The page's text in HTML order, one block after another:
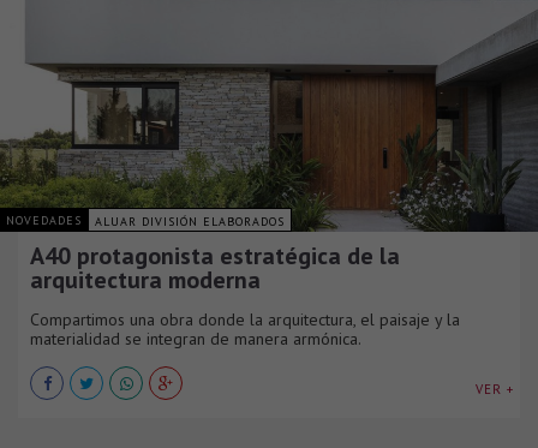
NOVEDADES ALUAR DIVISIÓN ELABORADOS
A40 protagonista estratégica de la
arquitectura moderna
Compartimos una obra donde la arquitectura, el paisaje y la
materialidad se integran de manera armónica.
VER +